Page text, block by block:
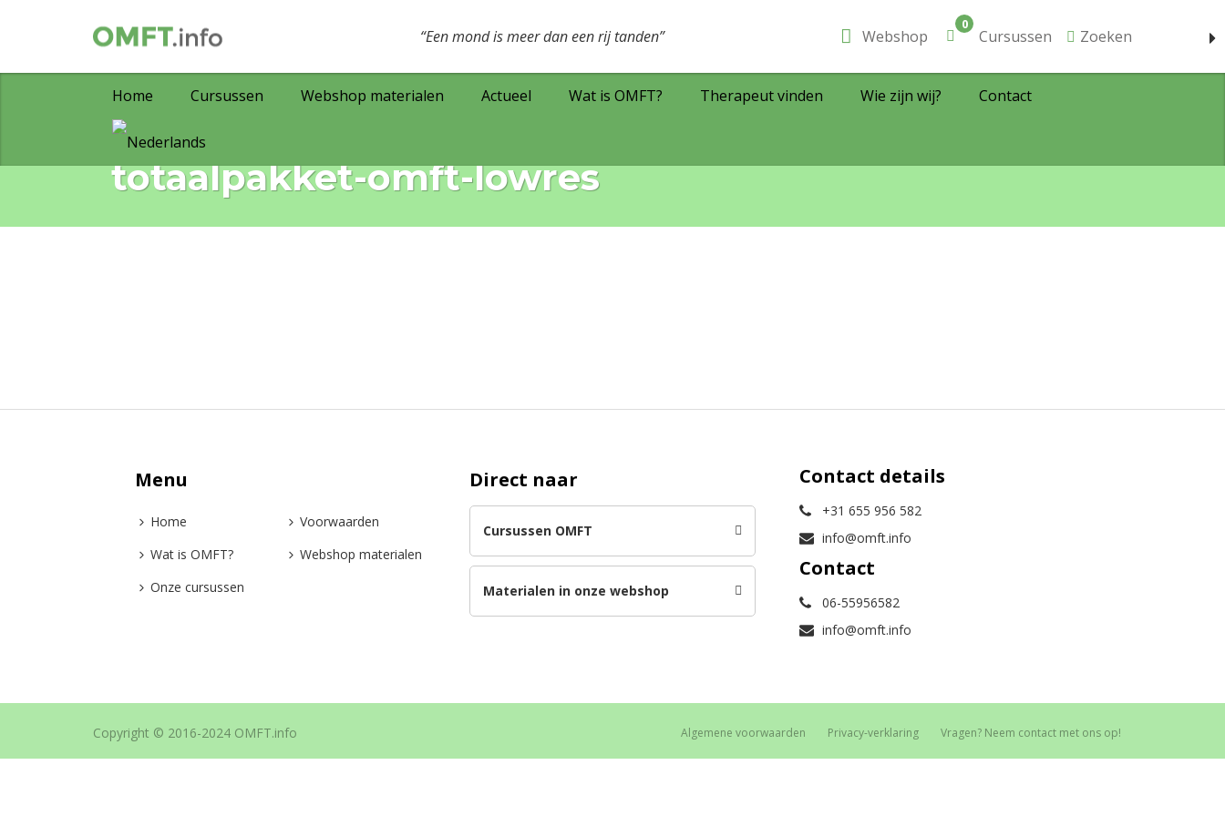
Een mond is meer dan een rij tanden Webshop
0
Cursussen Zoeken
Home Cursussen Webshop materialen Actueel Wat is OMFT? Therapeut vinden Wie zijn wij? Contact
totaalpakket-omft-lowres
Menu
Home
Wat is OMFT?
Onze cursussen
Voorwaarden
Webshop materialen
Direct naar
Cursussen OMFT
Materialen in onze webshop
Contact details
+31 655 956 582
info@omft.info
Contact
06-55956582
info@omft.info
Copyright © 2016-2024 OMFT.info Algemene voorwaarden Privacy-verklaring Vragen? Neem contact met ons op!